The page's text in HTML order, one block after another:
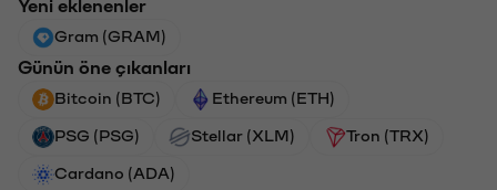
Yeni eklenenler
Gram (GRAM)
Günün öne çıkanları
Bitcoin (BTC) Ethereum (ETH)
PSG (PSG) Stellar (XLM) Tron (TRX)
Cardano (ADA)